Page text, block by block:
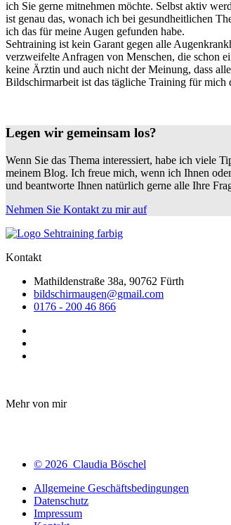
ich Sie gerne mitnehmen möchte. Selbst aktiv
ist genau das, wonach ich bei gesundheitlichen
ich das für meine Augen gefunden habe.
Sehtraining ist kein Garant gegen alle
verzweifelte Anfragen von Menschen, die schon
keine Ärztin und auch nicht der Meinung, dass
Bildschirmarbeit ist das tägliche Training für mich
Legen wir gemeinsam los?
Wenn Sie das Thema interessiert, habe ich viele
meinem Blog. Ich freue mich, wenn ich Ihnen
und beantworte Ihnen natürlich gerne alle Ihre
Nehmen Sie Kontakt zu mir auf
Kontakt
Mathildenstraße 38a, 90762 Fürth
bildschirmaugen@gmail.com
0176 - 200 46 866
Mehr von mir
© 2026 Claudia Böschel
Allgemeine Geschäftsbedingungen
Datenschutz
Impressum